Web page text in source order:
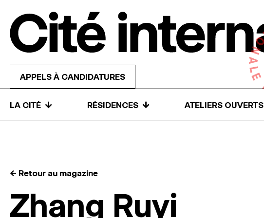
APPELS À CANDIDATURES
LA CITÉ ↓ RÉSIDENCES ↓ ATELIERS OUVERTS
← Retour au magazine
Zhang Ruyi